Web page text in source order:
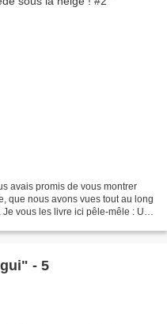
avais promis de vous montrer
que nous avons vues tout au long
vous les livre ici pêle-mêle : Un
- 5